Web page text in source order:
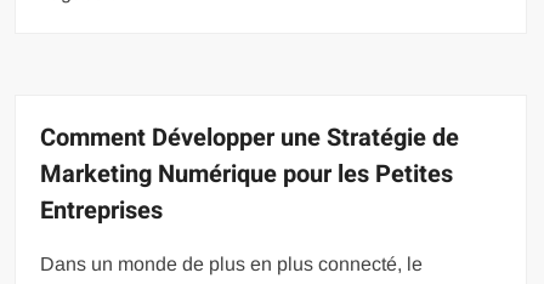
Comment Développer une Stratégie de
Marketing Numérique pour les Petites
Entreprises
Dans un monde de plus en plus connecté, le